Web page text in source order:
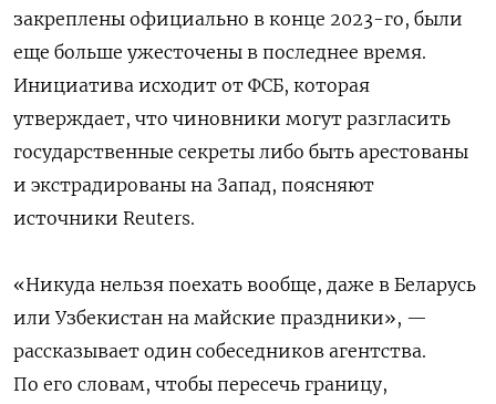
закреплены официально в конце 2023-го, были
еще больше ужесточены в последнее время.
Инициатива исходит от ФСБ, которая
утверждает, что чиновники могут разгласить
государственные секреты либо быть арестованы
и экстрадированы на Запад, поясняют
источники Reuters.
«Никуда нельзя поехать вообще, даже в Беларусь
или Узбекистан на майские праздники», —
рассказывает один собеседников агентства.
По его словам, чтобы пересечь границу,